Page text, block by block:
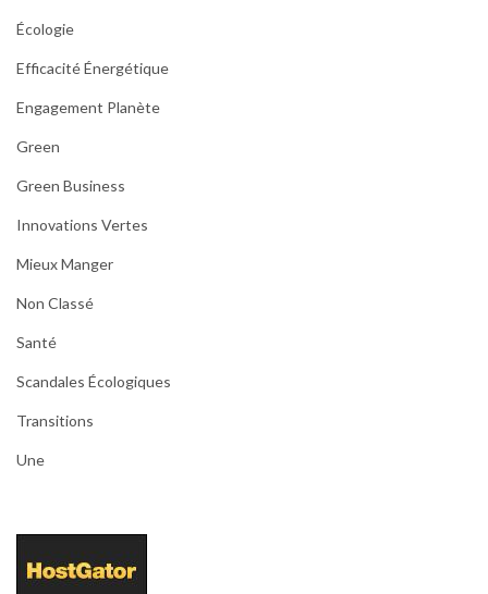
Écologie
Efficacité Énergétique
Engagement Planète
Green
Green Business
Innovations Vertes
Mieux Manger
Non Classé
Santé
Scandales Écologiques
Transitions
Une